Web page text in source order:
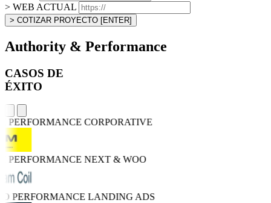
> WEB ACTUAL
> COTIZAR PROYECTO [ENTER]
Authority & Performance
CASOS DE
ÉXITO
PERFORMANCECORPORATIVE
PERFORMANCENEXT & WOO
PERFORMANCELANDING ADS